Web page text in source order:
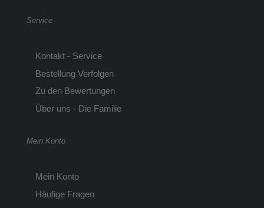
Service
Kontakt - Service
Bestellung Verfolgen
Zu den Bewertungen
Über uns - Die Familie
Mein Konto
Mein Konto
Häufige Fragen